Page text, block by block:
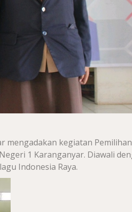
mengadakan kegiatan Pemilihan
1 Karanganyar. Diawali
Indonesia Raya.